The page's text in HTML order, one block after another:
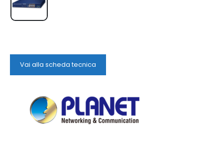
Vai alla scheda tecnica